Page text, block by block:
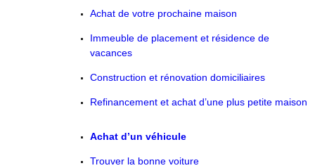
Achat de votre prochaine maison
Immeuble de placement et résidence de
vacances
Construction et rénovation domiciliaires
Refinancement et achat d’une plus petite maison
Achat d’un véhicule
Trouver la bonne voiture